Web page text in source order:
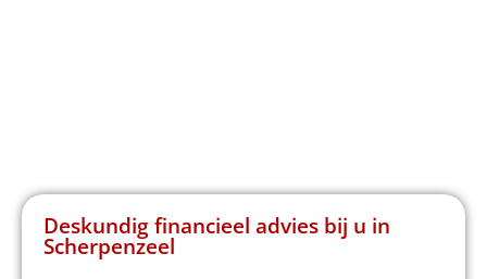
Deskundig financieel advies bij u in
Scherpenzeel